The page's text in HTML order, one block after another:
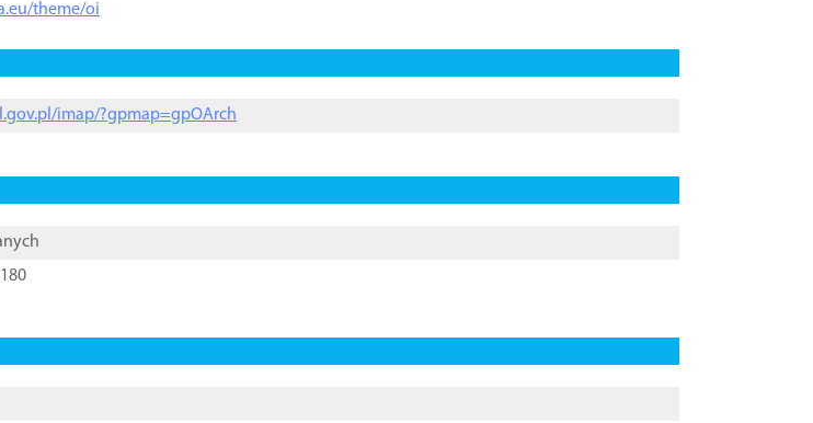
theme/oi
imap/?gpmap=gpOArch